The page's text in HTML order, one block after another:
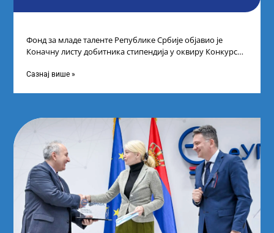
Фонд за младе таленте Републике Србије објавио је
Коначну листу добитника стипендија у оквиру Конкурса
Сазнај више »